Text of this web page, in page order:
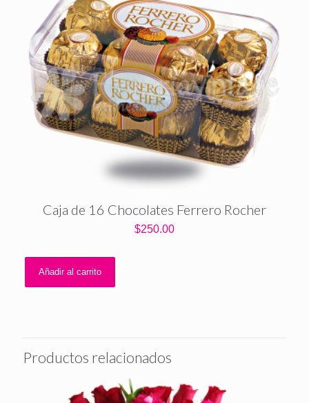
Caja de 16 Chocolates Ferrero Rocher
$250.00
Añadir al carrito
Productos relacionados